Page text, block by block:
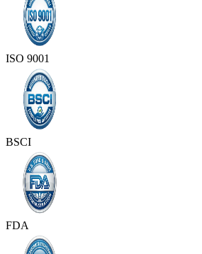
ISO 9001
BSCI
FDA